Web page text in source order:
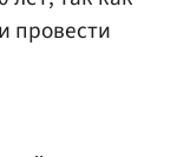
провести